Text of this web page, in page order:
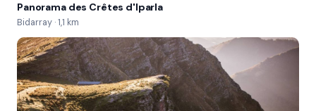
Panorama des Crêtes d'Iparla
Bidarray · 1,1 km